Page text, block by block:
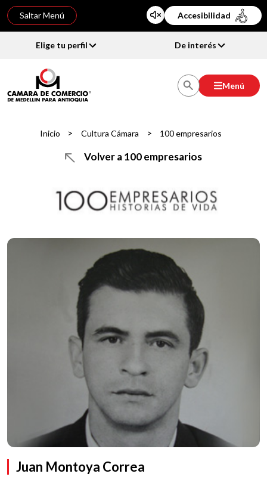
Saltar Menú Accesibilidad
Elige tu perfil De interés
Menú
Inicio > Cultura Cámara > 100 empresarios
Volver a 100 empresarios
Juan Montoya Correa